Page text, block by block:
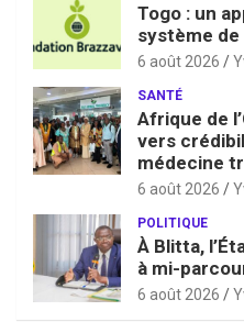
Togo : un
système de
6 août 2026
SANTÉ
Afrique de
vers
médecine
6 août 2026
POLITIQUE
À Blitta,
à mi-
6 août 2026